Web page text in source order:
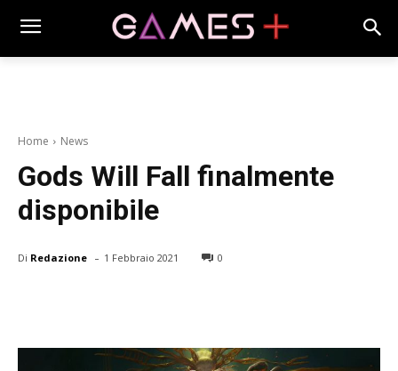
Home News
Gods Will Fall finalmente
disponibile
Di Redazione - 1 Febbraio 2021 0